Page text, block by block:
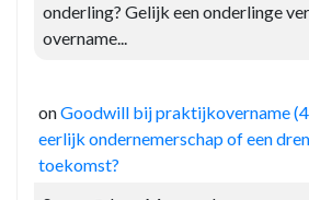
onderling? Gelijk een onderlinge
overname...
onGoodwill bij praktijkovername
eerlijk ondernemerschap of een
toekomst?